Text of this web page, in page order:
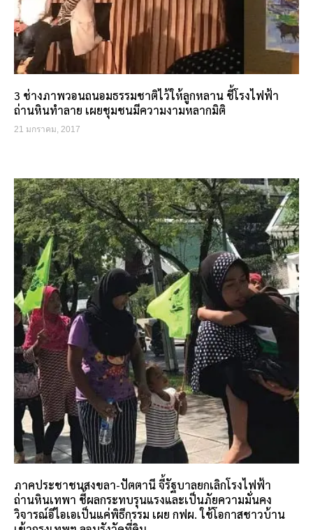
3 ช่างภาพวอนถนอมธรรมชาติไว้ให้ลูกหลาน ชี้โรงไฟฟ้า
ถ่านหินทำลาย เผยชุมชนมีความงามหลากมิติ
21 มกราคม, 2017
ภาคประชาชนสงขลา-ปัตตานี จี้รัฐบาลยกเลิกโรงไฟฟ้า
ถ่านหินเทพา ชี้ผลกระทบรุนแรงและเป็นภัยความมั่นคง
วิจารณ์อีไอเอเป็นแค่พิธีกรรม เผย กฟผ. ใช้โอกาสชาวบ้าน